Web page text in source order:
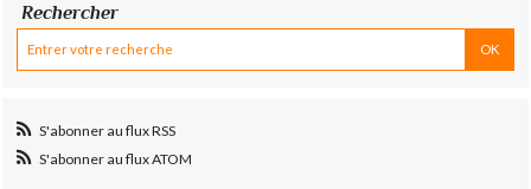
Rechercher
S'abonner au flux RSS
S'abonner au flux ATOM